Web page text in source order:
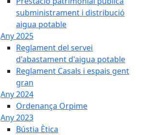
subministrament i distribució
aigua potable
Any 2025
Reglament del servei
d'abastament d'aigua potable
Reglament Casals i espais gent
gran
Any 2024
Ordenança Orpime
Any 2023
Bústia Ètica